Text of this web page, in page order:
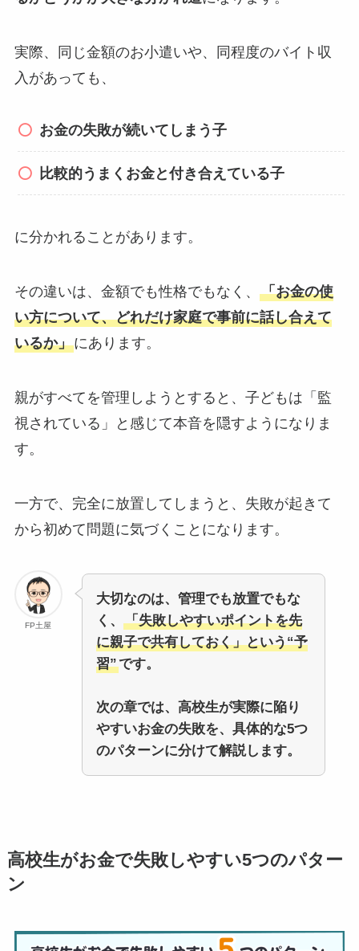
実際、同じ金額のお小遣いや、同程度のバイト収
入があっても、
お金の失敗が続いてしまう子
比較的うまくお金と付き合えている子
に分かれることがあります。
その違いは、金額でも性格でもなく、 「お金の使
い方について、どれだけ家庭で事前に話し合えて
いるか」にあります。
親がすべてを管理しようとすると、子どもは「監
視されている」と感じて本音を隠すようになりま
す。
一方で、完全に放置してしまうと、失敗が起きて
から初めて問題に気づくことになります。
FP土屋
大切なのは、管理でも放置でもな
く、
「失敗しやすいポイントを先
に親子で共有しておく」という“予
習”です。
次の章では、高校生が実際に陥り
やすいお金の失敗を、具体的な5つ
のパターンに分けて解説します。
高校生がお金で失敗しやすい5つのパター
ン